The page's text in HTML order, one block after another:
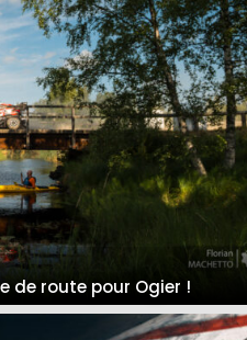
de route pour Ogier !